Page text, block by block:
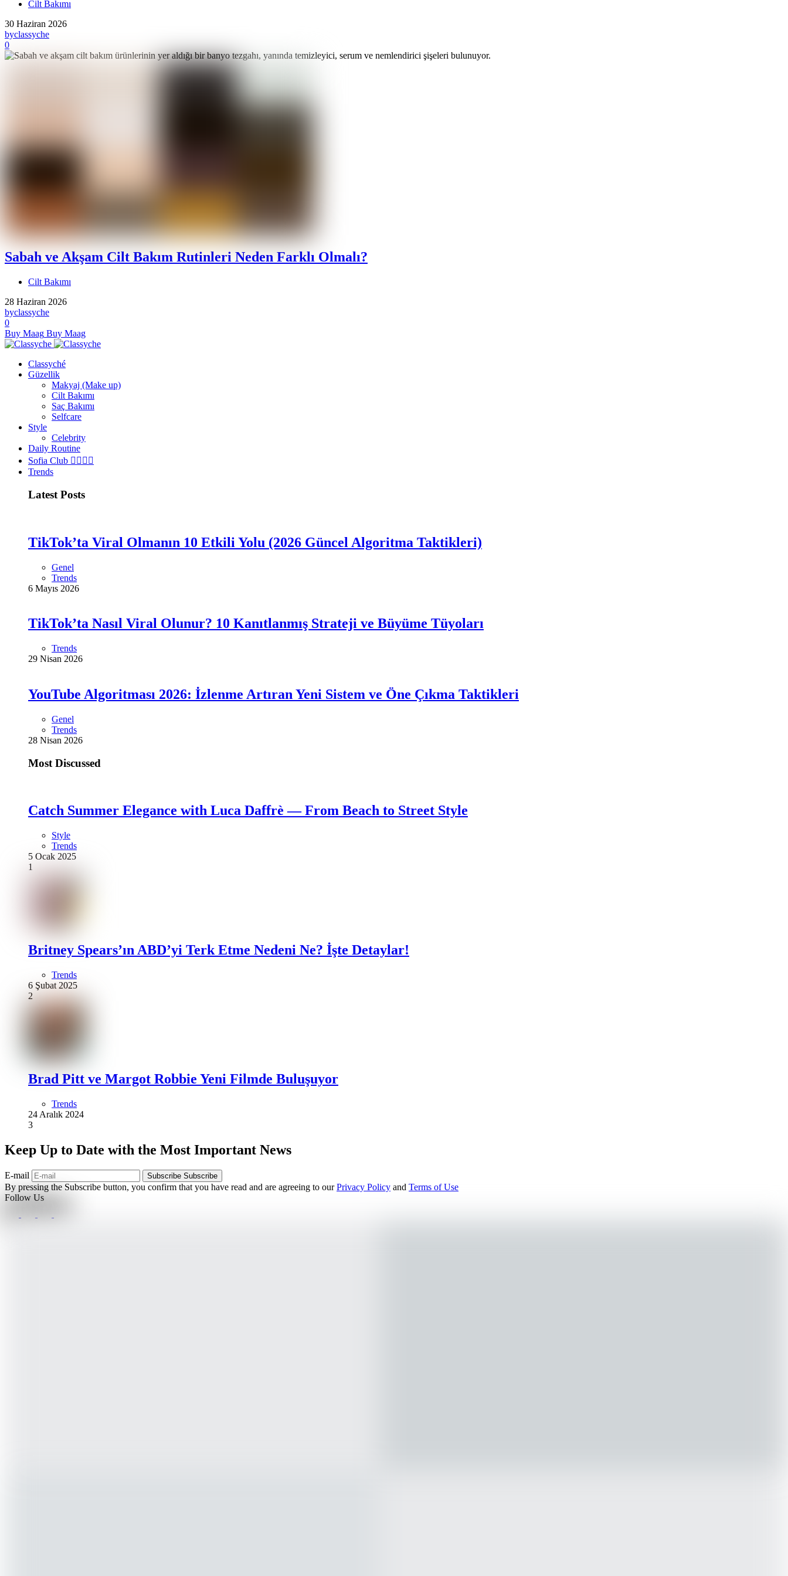
Cilt Bakımı
30 Haziran 2026
byclassyche
0
Sabah ve Akşam Cilt Bakım Rutinleri Neden Farklı Olmalı?
Cilt Bakımı
28 Haziran 2026
byclassyche
0
Buy Maag Buy Maag
Classyché
Güzellik
Makyaj (Make up)
Cilt Bakımı
Saç Bakımı
Selfcare
Style
Celebrity
Daily Routine
Sofia Club 👩‍❤️‍💋‍👨
Trends
Latest Posts
TikTok’ta Viral Olmanın 10 Etkili Yolu (2026 Güncel Algoritma Taktikleri)
Genel
Trends
6 Mayıs 2026
TikTok’ta Nasıl Viral Olunur? 10 Kanıtlanmış Strateji ve Büyüme Tüyoları
Trends
29 Nisan 2026
YouTube Algoritması 2026: İzlenme Artıran Yeni Sistem ve Öne Çıkma Taktikleri
Genel
Trends
28 Nisan 2026
Most Discussed
Catch Summer Elegance with Luca Daffrè — From Beach to Street Style
Style
Trends
5 Ocak 2025
1
Britney Spears’ın ABD’yi Terk Etme Nedeni Ne? İşte Detaylar!
Trends
6 Şubat 2025
2
Brad Pitt ve Margot Robbie Yeni Filmde Buluşuyor
Trends
24 Aralık 2024
3
Keep Up to Date with the Most Important News
E-mail Subscribe Subscribe
By pressing the Subscribe button, you confirm that you have read and are agreeing to ourPrivacy Policy and Terms of Use
Follow Us